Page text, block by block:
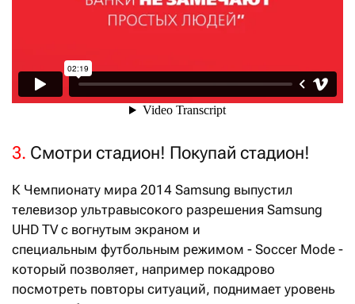
3. Смотри стадион! Покупай стадион!
К Чемпионату мира 2014 Samsung выпустил
телевизор ультравысокого разрешения Samsung
UHD TV с вогнутым экраном и
специальным футбольным режимом - Soccer Mode -
который позволяет, например покадрово
посмотреть повторы ситуаций, поднимает уровень